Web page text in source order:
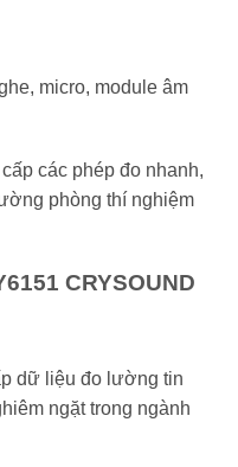
micro, module âm
các phép đo nhanh,
phòng thí nghiệm
CRYSOUND
dữ liệu đo lường tin
ngặt trong ngành